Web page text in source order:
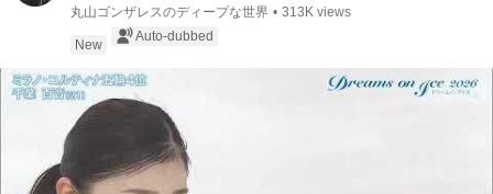
丸山ゴンザレスのディープな世界 • 313K views
New
Auto-dubbed